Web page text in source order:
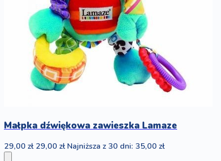
Małpka dźwiękowa zawieszka Lamaze
29,00 zł 29,00 zł Najniższa z 30 dni: 35,00 zł